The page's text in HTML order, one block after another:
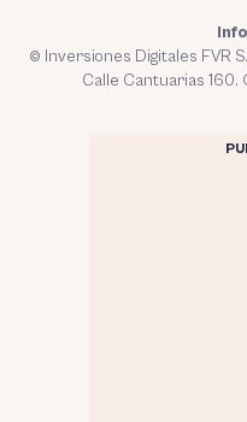
© Inversiones Digitales FVR
Calle Cantuarias 160.